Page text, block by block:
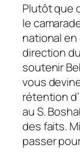
Plutôt que
le
national en
direction
soutenir
vous
rétention
au S.
des faits.
passer